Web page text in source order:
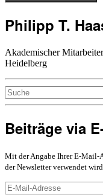
Philipp T.
Akademischer
Heidelberg
Beiträge via
Mit der Angabe Ihrer E-Mail-
der Newsletter verwendet wird.
E-